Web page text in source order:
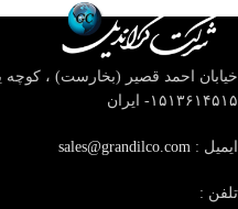
خیابان احمد قصیر (بخارست) ، کوچه یکم، پلاک
۱۵۱۳۶۱۴۵۱۵- ایران
ایمیل : sales@grandilco.com
تلفن :